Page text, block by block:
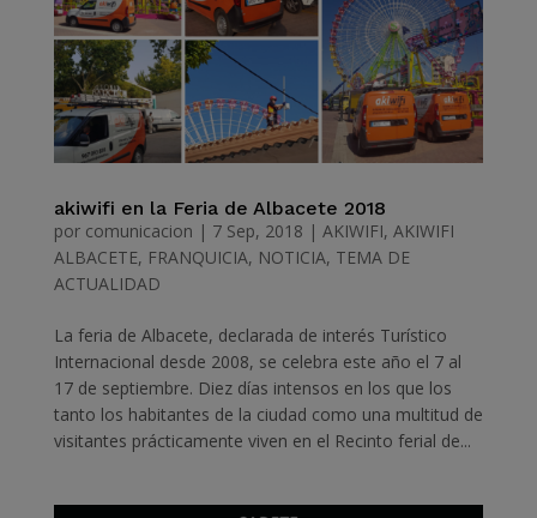
akiwifi en la Feria de Albacete 2018
por comunicacion | 7 Sep, 2018 | AKIWIFI, AKIWIFI
ALBACETE, FRANQUICIA, NOTICIA, TEMA DE
ACTUALIDAD
La feria de Albacete, declarada de interés Turístico
Internacional desde 2008, se celebra este año el 7 al
17 de septiembre. Diez días intensos en los que los
tanto los habitantes de la ciudad como una multitud de
visitantes prácticamente viven en el Recinto ferial de...